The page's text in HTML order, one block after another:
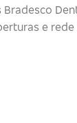
e